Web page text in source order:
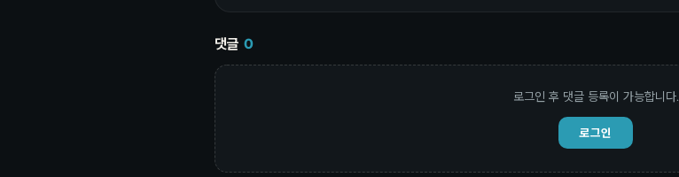
댓글 0
로그인 후 댓글 등록이 가능합니다.
로그인